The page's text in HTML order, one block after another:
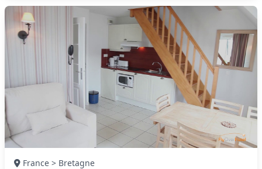
France > Bretagne